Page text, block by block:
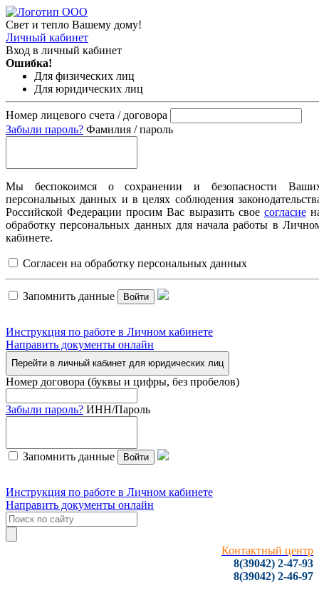
Свет и тепло Вашему дому!
Личный кабинет
Вход в личный кабинет
Ошибка!
Для физических лиц
Для юридических лиц
Номер лицевого счета / договора
Забыли пароль? Фамилия / пароль
Мы беспокоимся о сохранении и безопасности
персональных данных и в целях соблюдения
Российской Федерации просим Вас выразить свое согласие
обработку персональных данных для начала работы в
кабинете.
Согласен на обработку персональных данных
Запомнить данные Войти
Инструкция по работе в Личном кабинете
Направить документы онлайн
Перейти в личный кабинет для юридических лиц
Номер договора (буквы и цифры, без пробелов)
Забыли пароль? ИНН/Пароль
Запомнить данные Войти
Инструкция по работе в Личном кабинете
Направить документы онлайн
Контактный центр
8(39042) 2-47-93
8(39042) 2-46-97